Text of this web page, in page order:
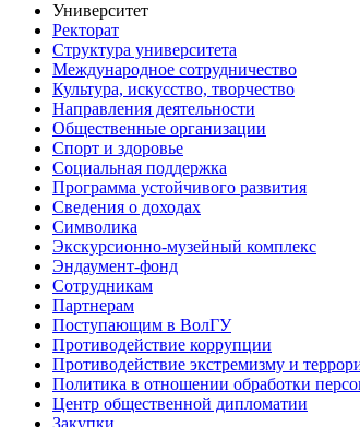
Университет
Ректорат
Структура университета
Международное сотрудничество
Культура, искусство, творчество
Направления деятельности
Общественные организации
Спорт и здоровье
Социальная поддержка
Программа устойчивого развития
Сведения о доходах
Символика
Экскурсионно-музейный комплекс
Эндаумент-фонд
Сотрудникам
Партнерам
Поступающим в ВолГУ
Противодействие коррупции
Противодействие экстремизму и
Политика в отношении обработки
Центр общественной дипломатии